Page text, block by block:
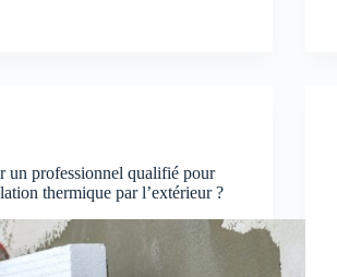
un professionnel qualifié pour
thermique par l’extérieur ?